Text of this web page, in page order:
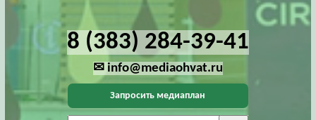
8 (383) 284-39-41
✉ info@mediaohvat.ru
Запросить медиаплан